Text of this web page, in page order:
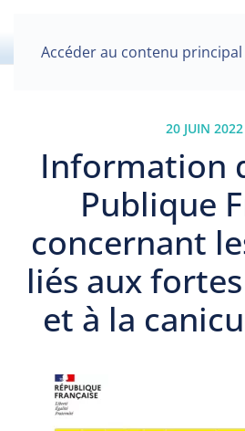
Accéder au contenu principal
20 JUIN 2022
Information
Publique
concernant
liés aux
et à la